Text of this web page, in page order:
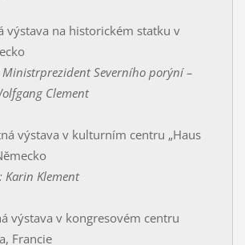
na historickém statku v
Severního porýní –
Clement
výstava v kulturním centru „Haus
Klement
v kongresovém centru
Francie